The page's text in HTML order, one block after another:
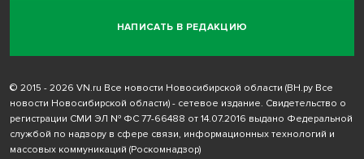
НАПИСАТЬ В РЕДАКЦИЮ
© 2015 - 2026 VN.ru Все новости Новосибирской области (ВН.ру Все
новости Новосибирской области) - сетевое издание. Свидетельство о
регистрации СМИ ЭЛ № ФС 77-66488 от 14.07.2016 выдано Федеральной
службой по надзору в сфере связи, информационных технологий и
массовых коммуникаций (Роскомнадзор)